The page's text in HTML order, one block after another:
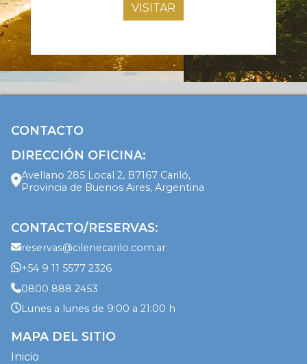
VISITAR
CONTACTO
DIRECCIÓN OFICINA:
Avellano 285 Local 2, B7167 Cariló,
Provincia de Buenos Aires, Argentina
CONTACTO/RESERVAS:
reservas@cilenecarilo.com.ar
+54 9 11 5577 2326
0800 888 2453
Lunes a lunes de 9:00 a 21:00 h
MAPA DEL SITIO
Inicio